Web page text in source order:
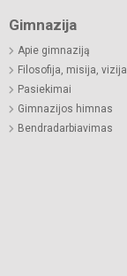
Gimnazija
Apie gimnaziją
Filosofija, misija, vizija
Pasiekimai
Gimnazijos himnas
Bendradarbiavimas